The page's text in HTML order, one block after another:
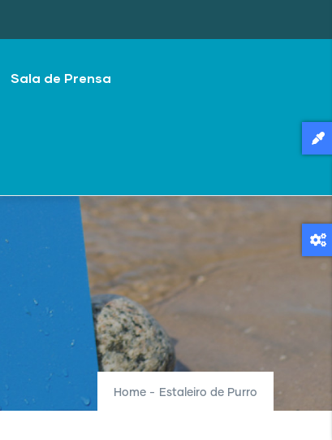
Sala de Prensa
Home - Estaleiro de Purro